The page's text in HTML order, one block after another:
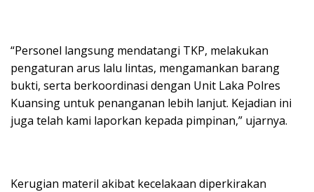
“Personel langsung mendatangi TKP, melakukan
pengaturan arus lalu lintas, mengamankan barang
bukti, serta berkoordinasi dengan Unit Laka Polres
Kuansing untuk penanganan lebih lanjut. Kejadian ini
juga telah kami laporkan kepada pimpinan,” ujarnya.
Kerugian materil akibat kecelakaan diperkirakan